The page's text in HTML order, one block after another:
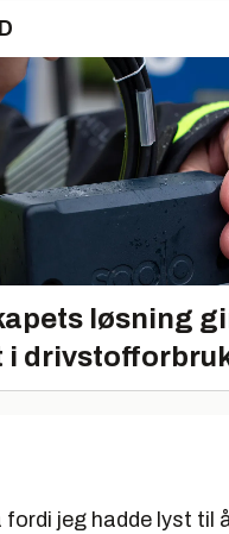
løsning
jeg hadde lyst til